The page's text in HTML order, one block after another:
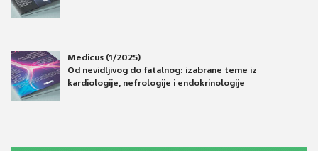
Medicus (1/2025)
Od nevidljivog do fatalnog: izabrane teme iz
kardiologije, nefrologije i endokrinologije